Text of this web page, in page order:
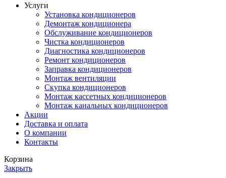
Услуги
Установка кондиционеров
Демонтаж кондиционера
Обслуживание кондиционеров
Чистка кондиционеров
Диагностика кондиционеров
Ремонт кондиционеров
Заправка кондиционеров
Монтаж вентиляции
Скупка кондиционеров
Монтаж кассетных кондиционеров
Монтаж канальных кондиционеров
Акции
Доставка и оплата
О компании
Контакты
Корзина
Закрыть